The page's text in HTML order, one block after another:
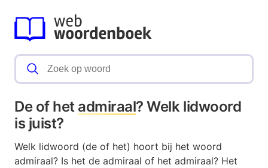
De of het admiraal? Welk lidwoord
is juist?
Welk lidwoord (de of het) hoort bij het woord
admiraal? Is het de admiraal of het admiraal? Het